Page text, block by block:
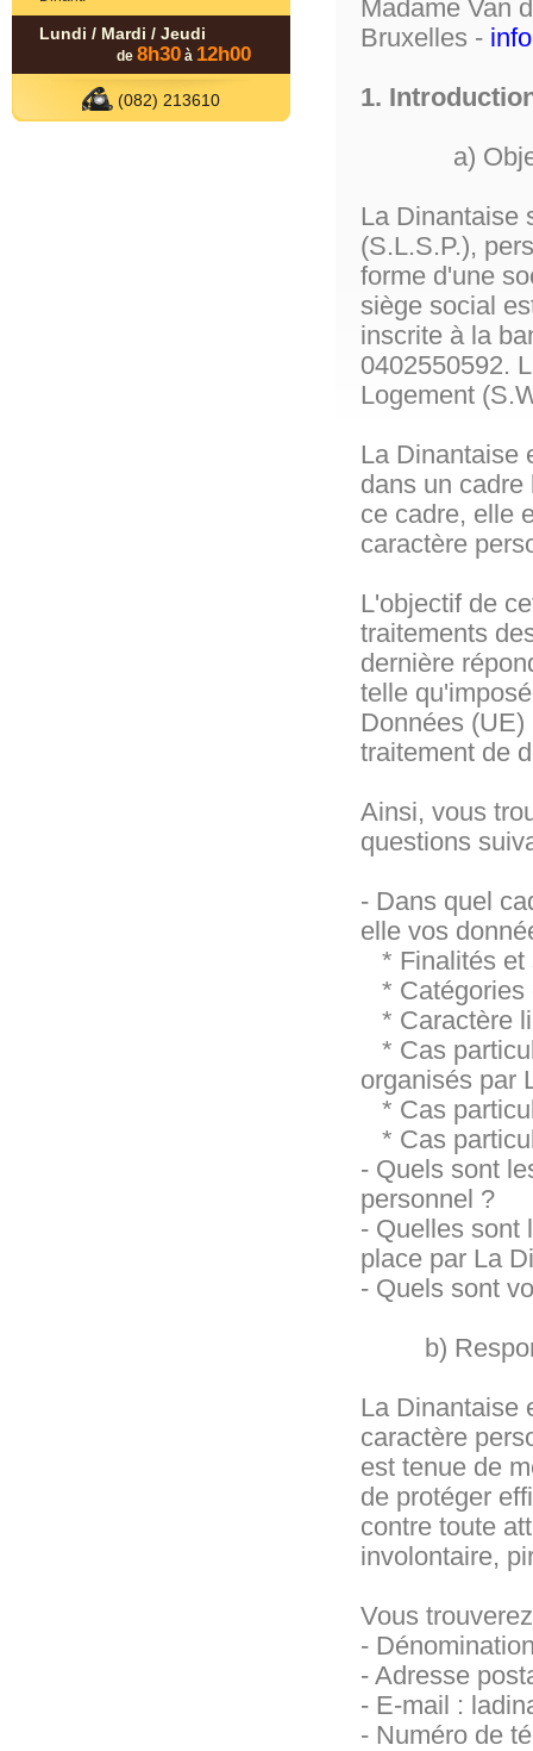
Lundi / Mardi / Jeudi
de 8h30 à 12h00
(082) 213610
Madame Van
Bruxelles -
1.
a)
La Dinantaise
(S.L.S.P.),
forme d'une
siège social
inscrite à la
0402550592.
Logement
La Dinantaise
dans un
ce cadre, elle
caractère
L'objectif de
traitements
dernière
telle
Données
traitement de
Ainsi, vous
questions
- Dans quel
elle vos
* Finalités et
* Catégories
* Caractère
* Cas
organisés par
* Cas
* Cas
- Quels sont
personnel ?
- Quelles sont
place par La
- Quels sont
b)
La Dinantaise
caractère
est tenue de
de protéger
contre toute
involontaire,
Vous
-
- Adresse
- E-mail :
- Numéro de